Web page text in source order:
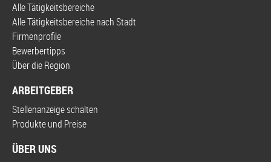
Alle Tätigkeitsbereiche
Alle Tätigkeitsbereiche nach Stadt
Firmenprofile
Bewerbertipps
Über die Region
ARBEITGEBER
Stellenanzeige schalten
Produkte und Preise
ÜBER UNS